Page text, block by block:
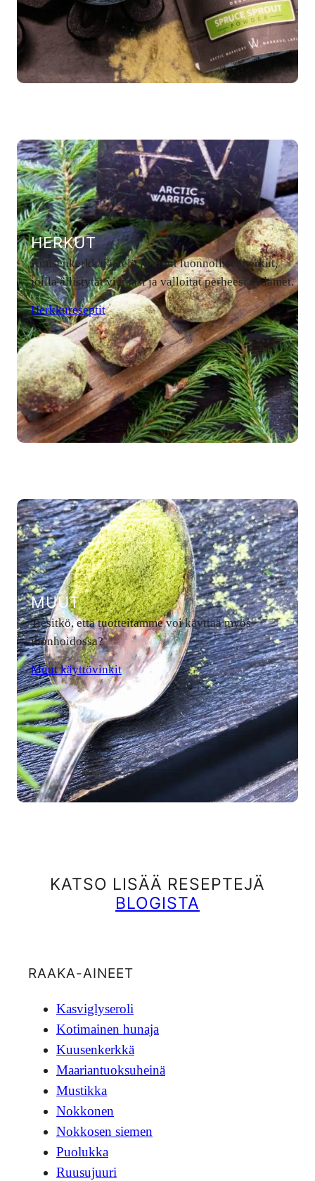
HERKUT
Kuusenkerkkäjäätelö ja muut luonnolliset herkut,
joilla ällistytät vieraasi ja valloitat perheesi sydämet.
Herkkureseptit
MUUT
Tiesitkö, että tuotteitamme voi käyttää myös
ihonhoidossa?
Muut käyttövinkit
KATSO LISÄÄ RESEPTEJÄ
BLOGISTA
RAAKA-AINEET
Kasviglyseroli
Kotimainen hunaja
Kuusenkerkkä
Maariantuoksuheinä
Mustikka
Nokkonen
Nokkosen siemen
Puolukka
Ruusujuuri